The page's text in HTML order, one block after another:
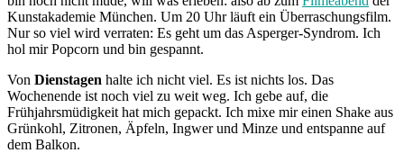
Kunstakademie München. Um 20 Uhr läuft ein Überraschungsfilm.
Nur so viel wird verraten: Es geht um das Asperger-Syndrom. Ich
hol mir Popcorn und bin gespannt.
Von Dienstagen halte ich nicht viel. Es ist nichts los. Das
Wochenende ist noch viel zu weit weg. Ich gebe auf, die
Frühjahrsmüdigkeit hat mich gepackt. Ich mixe mir einen Shake aus
Grünkohl, Zitronen, Äpfeln, Ingwer und Minze und entspanne auf
dem Balkon.